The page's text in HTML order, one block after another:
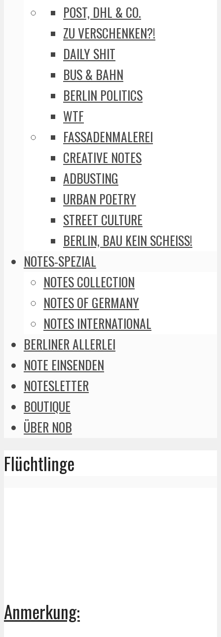
POST, DHL & CO.
ZU VERSCHENKEN?!
DAILY SHIT
BUS & BAHN
BERLIN POLITICS
WTF
FASSADENMALEREI
CREATIVE NOTES
ADBUSTING
URBAN POETRY
STREET CULTURE
BERLIN, BAU KEIN SCHEISS!
NOTES-SPEZIAL
NOTES COLLECTION
NOTES OF GERMANY
NOTES INTERNATIONAL
BERLINER ALLERLEI
NOTE EINSENDEN
NOTESLETTER
BOUTIQUE
ÜBER NOB
Flüchtlinge
Anmerkung: